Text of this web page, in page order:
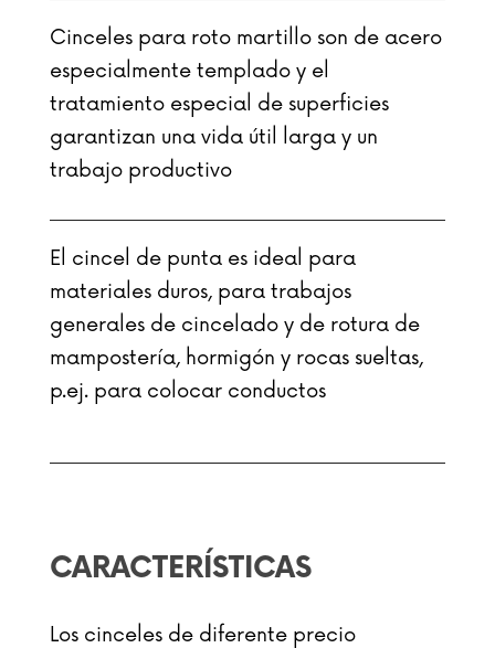
Cinceles para roto martillo son de acero
especialmente templado y el
tratamiento especial de superficies
garantizan una vida útil larga y un
trabajo productivo
El cincel de punta es ideal para
materiales duros, para trabajos
generales de cincelado y de rotura de
mampostería, hormigón y rocas sueltas,
p.ej. para colocar conductos
CARACTERÍSTICAS
Los cinceles de diferente precio